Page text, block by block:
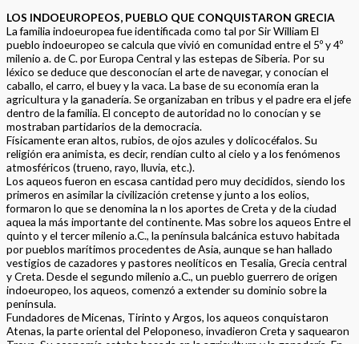
LOS INDOEUROPEOS, PUEBLO QUE CONQUISTARON GRECIA
La familia indoeuropea fue identificada como tal por Sir William El
pueblo indoeuropeo se calcula que vivió en comunidad entre el 5º y 4º
milenio a. de C. por Europa Central y las estepas de Siberia. Por su
léxico se deduce que desconocían el arte de navegar, y conocían el
caballo, el carro, el buey y la vaca. La base de su economía eran la
agricultura y la ganadería. Se organizaban en tribus y el padre era el jefe
dentro de la familia. El concepto de autoridad no lo conocían y se
mostraban partidarios de la democracia.
Físicamente eran altos, rubios, de ojos azules y dolicocéfalos. Su
religión era animista, es decir, rendían culto al cielo y a los fenómenos
atmosféricos (trueno, rayo, lluvia, etc.).
Los aqueos fueron en escasa cantidad pero muy decididos, siendo los
primeros en asimilar la civilización cretense y junto a los eolios,
formaron lo que se denomina la n los aportes de Creta y de la ciudad
aquea la más importante del continente. Mas sobre los aqueos Entre el
quinto y el tercer milenio a.C., la península balcánica estuvo habitada
por pueblos marítimos procedentes de Asia, aunque se han hallado
vestigios de cazadores y pastores neolíticos en Tesalia, Grecia central
y Creta. Desde el segundo milenio a.C., un pueblo guerrero de origen
indoeuropeo, los aqueos, comenzó a extender su dominio sobre la
península.
Fundadores de Micenas, Tirinto y Argos, los aqueos conquistaron
Atenas, la parte oriental del Peloponeso, invadieron Creta y saquearon